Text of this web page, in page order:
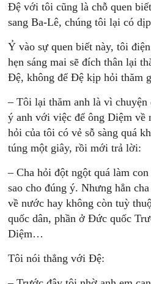
Đệ với tôi cũng là chỗ quen
sang Ba-Lê, chúng tôi lại có
Ỷ vào sự quen biết này, tôi
hẹn sáng mai sẽ đích thân lại
Đệ, không để Đệ kịp hỏi thăm
– Tôi lại thăm anh là vì
ý anh với việc để ông Diệm về
hỏi của tôi có vẻ sỗ sàng quá
túng một giây, rồi mới trả lời:
– Cha hỏi đột ngột quá làm
sao cho đúng ý. Nhưng hẳn
về nước hay không còn tuỳ
quốc dân, phần ở Đức quốc
Diệm…
Tôi nói thẳng với Đệ: